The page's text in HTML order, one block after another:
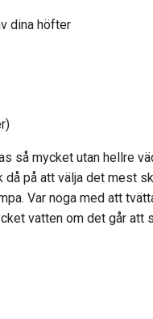
dina höfter
så mycket utan hellre
då på att välja det mest
Var noga med att
vatten om det går att